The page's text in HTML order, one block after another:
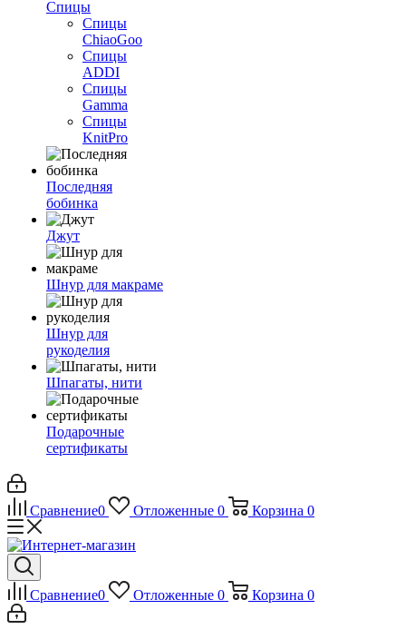
Спицы
Спицы
ChiaoGoo
Спицы
ADDI
Спицы
Gamma
Спицы
KnitPro
Последняя
бобинка
Джут
Шнур для макраме
Шнур для
рукоделия
Шпагаты, нити
Подарочные
сертификаты
Сравнение0 Отложенные 0 Корзина 0
Сравнение0 Отложенные 0 Корзина 0